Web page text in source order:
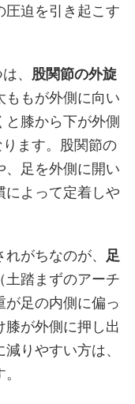
圧迫を引き起こす
、 股関節の外旋
ももが外側に向い
と膝から下が外側
ます。股関節の
、足を外側に開い
によって定着しや
がちなのが、 足
土踏まずのアーチ
が足の内側に偏っ
膝が外側に押し出
りやすい方は、